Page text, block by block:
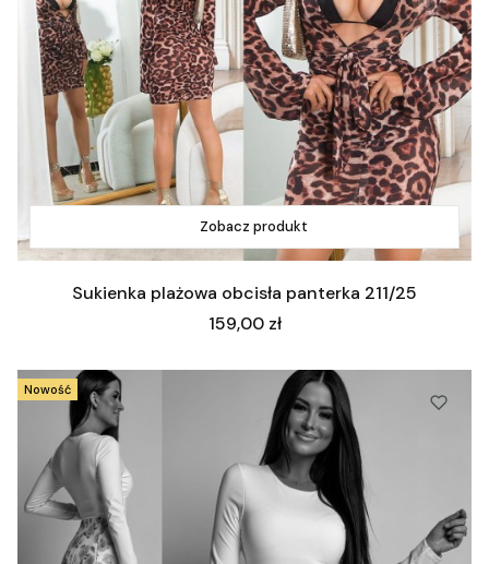
Zobacz produkt
Sukienka plażowa obcisła panterka 211/25
Cena
159,00 zł
Nowość